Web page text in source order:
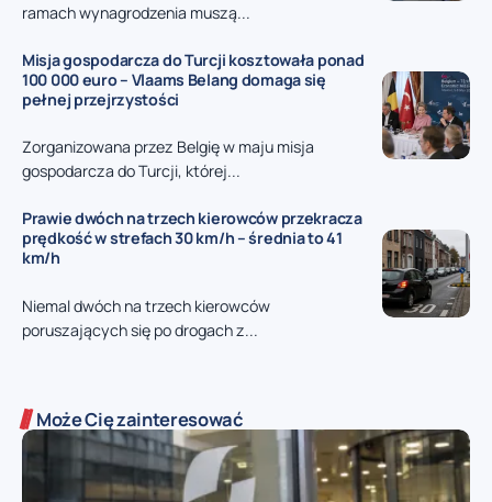
ramach wynagrodzenia muszą...
Misja gospodarcza do Turcji kosztowała ponad
100 000 euro – Vlaams Belang domaga się
pełnej przejrzystości
Zorganizowana przez Belgię w maju misja
gospodarcza do Turcji, której...
Prawie dwóch na trzech kierowców przekracza
prędkość w strefach 30 km/h – średnia to 41
km/h
Niemal dwóch na trzech kierowców
poruszających się po drogach z...
Może Cię zainteresować